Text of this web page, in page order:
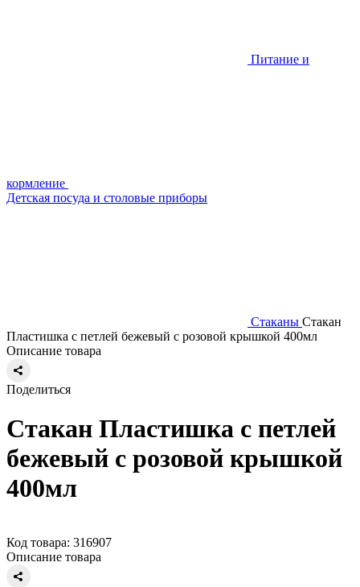
Питание и
кормление
Детская посуда и столовые приборы
Стаканы Стакан
Пластишка с петлей бежевый с розовой крышкой 400мл
Описание товара
Поделиться
Стакан Пластишка с петлей
бежевый с розовой крышкой
400мл
Код товара: 316907
Описание товара